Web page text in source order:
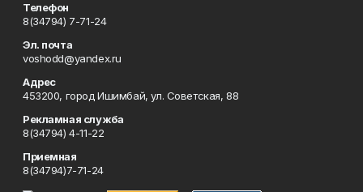
Телефон
8(34794) 7-71-24
Эл. почта
voshodd@yandex.ru
Адрес
453200, город Ишимбай, ул. Советская, 88
Рекламная служба
8(34794) 4-11-22
Приемная
8(34794)7-71-24